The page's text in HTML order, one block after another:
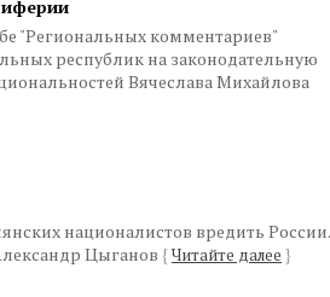
"Региональных комментариев"
республик на законодательную
Вячеслава Михайлова
националистов вредить
Цыганов { Читайте далее }